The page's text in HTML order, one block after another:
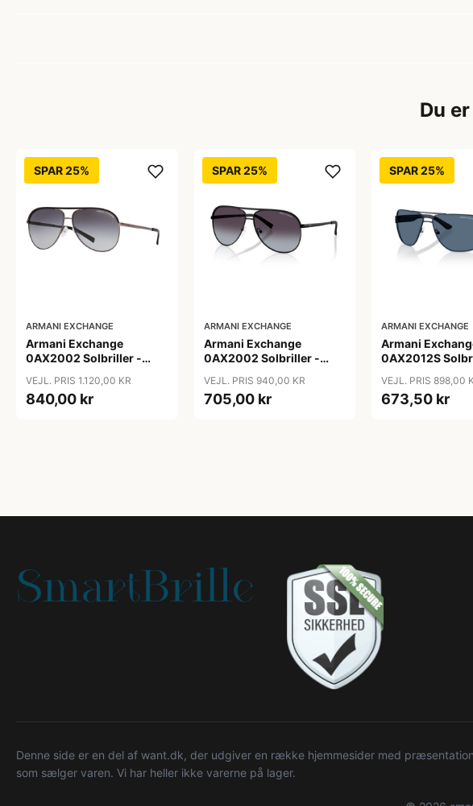
Du
SPAR 25%
ARMANI EXCHANGE
Armani Exchange
0AX2002 Solbriller -
Polariserede Linser
VEJL. PRIS 1.120,00 KR
840,00 kr
SPAR 25%
ARMANI EXCHANGE
Armani Exchange
0AX2002 Solbriller -
VEJL. PRIS 940,00 KR
705,00 kr
SPAR 25%
ARMANI EXCHANGE
Armani
0AX2012S
VEJL. PRIS 898,00
673,50 kr
Denne side er en del af want.dk, der udgiver en række hjemmesider med
som sælger varen. Vi har heller ikke varerne på lager.